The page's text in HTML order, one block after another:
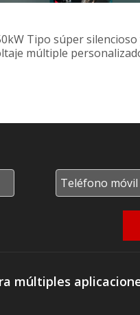
Tipo súper silencioso
múltiple
múltiples